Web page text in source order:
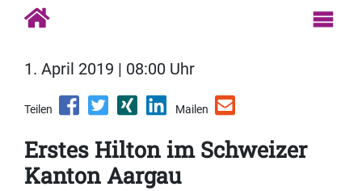
1. April 2019 | 08:00 Uhr
Teilen Mailen
Erstes Hilton im Schweizer
Kanton Aargau